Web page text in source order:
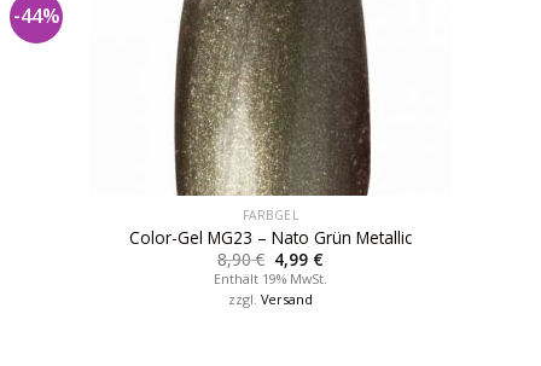
-44%
FARBGEL
Color-Gel MG23 – Nato Grün Metallic
8,90€ 4,99 €
Enthält 19% MwSt.
zzgl. Versand